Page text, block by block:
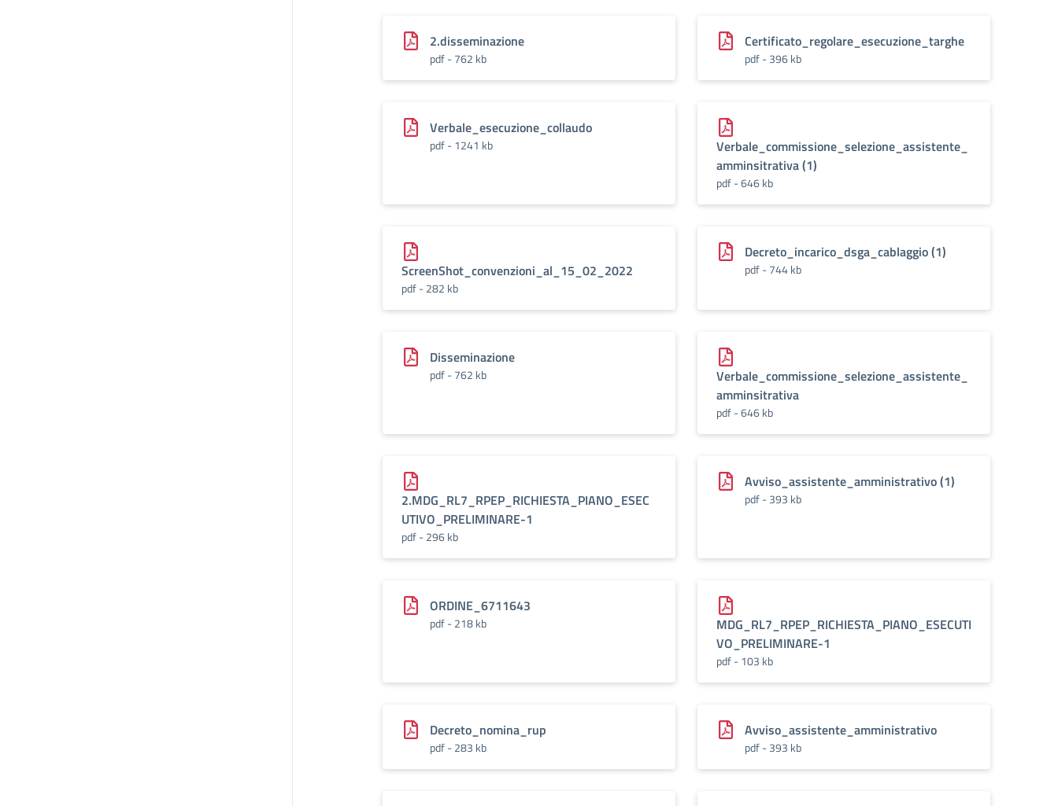
2.disseminazione
pdf - 762 kb
Certificato_regolare_esecuzione_targhe
pdf - 396 kb
Verbale_esecuzione_collaudo
pdf - 1241 kb
Verbale_commissione_selezione_assistente_
amminsitrativa (1)
pdf - 646 kb
ScreenShot_convenzioni_al_15_02_2022
pdf - 282 kb
Decreto_incarico_dsga_cablaggio (1)
pdf - 744 kb
Disseminazione
pdf - 762 kb
Verbale_commissione_selezione_assistente_
amminsitrativa
pdf - 646 kb
2.MDG_RL7_RPEP_RICHIESTA_PIANO_ESEC
UTIVO_PRELIMINARE-1
pdf - 296 kb
Avviso_assistente_amministrativo (1)
pdf - 393 kb
ORDINE_6711643
pdf - 218 kb
MDG_RL7_RPEP_RICHIESTA_PIANO_ESECUTI
VO_PRELIMINARE-1
pdf - 103 kb
Decreto_nomina_rup
pdf - 283 kb
Avviso_assistente_amministrativo
pdf - 393 kb